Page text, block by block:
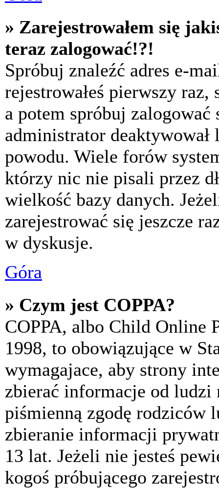
» Zarejestrowałem się
teraz zalogować!?!
Spróbuj znaleźć adres e-
rejestrowałeś pierwszy
a potem spróbuj
administrator deaktywował
powodu. Wiele forów
którzy nic nie pisali przez
wielkość bazy danych.
zarejestrować się jeszcze
w dyskusje.
Góra
» Czym jest COPPA?
COPPA, albo Child Online
1998, to obowiązujące w
wymagajace, aby strony
zbierać informacje od
piśmienną zgodę rodziców
zbieranie informacji
13 lat. Jeżeli nie jesteś
kogoś próbującego